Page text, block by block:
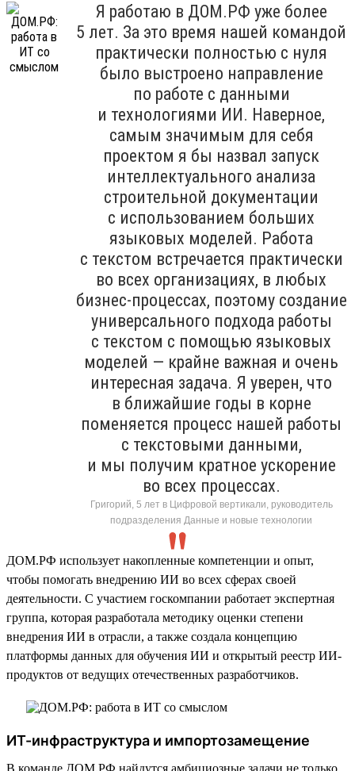
Я работаю в ДОМ.РФ уже более
5 лет. За это время нашей командой
практически полностью с нуля
было выстроено направление
по работе с данными
и технологиями ИИ. Наверное,
самым значимым для себя
проектом я бы назвал запуск
интеллектуального анализа
строительной документации
с использованием больших
языковых моделей. Работа
с текстом встречается практически
во всех организациях, в любых
бизнес-процессах, поэтому создание
универсального подхода работы
с текстом с помощью языковых
моделей — крайне важная и очень
интересная задача. Я уверен, что
в ближайшие годы в корне
поменяется процесс нашей работы
с текстовыми данными,
и мы получим кратное ускорение
во всех процессах.
Григорий, 5 лет в Цифровой вертикали, руководитель
подразделения Данные и новые технологии
ДОМ.РФ использует накопленные компетенции и опыт,
чтобы помогать внедрению ИИ во всех сферах своей
деятельности. С участием госкомпании работает экспертная
группа, которая разработала методику оценки степени
внедрения ИИ в отрасли, а также создала концепцию
платформы данных для обучения ИИ и открытый реестр ИИ-
продуктов от ведущих отечественных разработчиков.
ИТ-инфраструктура и импортозамещение
В команде ДОМ.РФ найдутся амбициозные задачи не только